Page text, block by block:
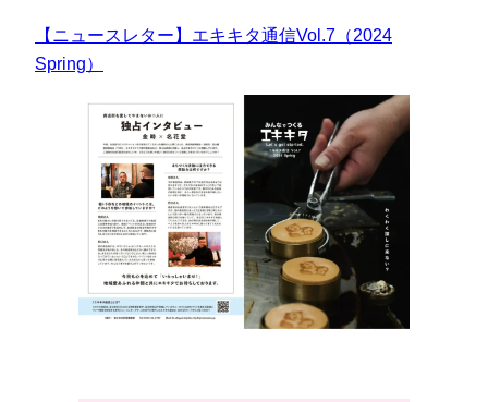
【ニュースレター】エキキタ通信Vol.7（2024
Spring）